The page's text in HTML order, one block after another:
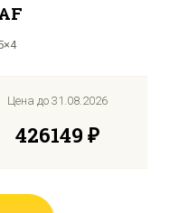
Цена до 31.08.2026
426149 ₽